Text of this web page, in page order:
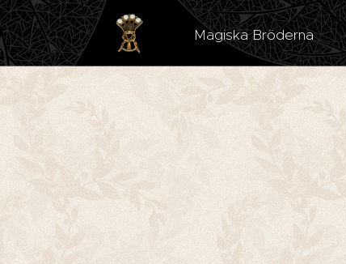
Magiska Bröderna